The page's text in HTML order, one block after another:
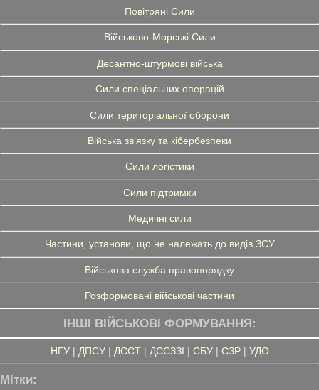
Повітряні Сили
Військово-Морські Сили
Десантно-штурмові війська
Сили спеціальних операцій
Сили територіальної оборони
Війська зв'язку та кібербезпеки
Сили логістики
Сили підтримки
Медичні сили
Частини, установи, що не належать до видів ЗСУ
Військова служба правопорядку
Розформовані військові частини
ІНШІ ВІЙСЬКОВІ ФОРМУВАННЯ:
НГУ| ДПСУ| ДССТ| ДССЗЗІ | СБУ| СЗР| УДО
Мітки: